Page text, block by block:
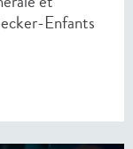
Enfants